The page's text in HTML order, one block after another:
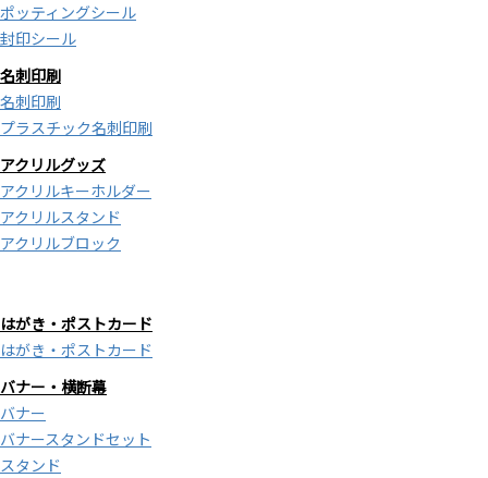
ポッティングシール
封印シール
名刺印刷
名刺印刷
プラスチック名刺印刷
アクリルグッズ
アクリルキーホルダー
アクリルスタンド
アクリルブロック
はがき・ポストカード
はがき・ポストカード
バナー・横断幕
バナー
バナースタンドセット
スタンド